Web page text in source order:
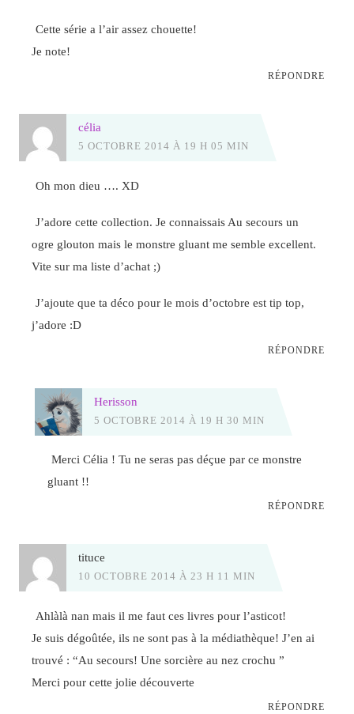
Cette série a l’air assez chouette!
Je note!
RÉPONDRE
célia
5 OCTOBRE 2014 À 19 H 05 MIN
Oh mon dieu …. XD
J’adore cette collection. Je connaissais Au secours un
ogre glouton mais le monstre gluant me semble excellent.
Vite sur ma liste d’achat ;)
J’ajoute que ta déco pour le mois d’octobre est tip top,
j’adore :D
RÉPONDRE
Herisson
5 OCTOBRE 2014 À 19 H 30 MIN
Merci Célia ! Tu ne seras pas déçue par ce monstre
gluant !!
RÉPONDRE
tituce
10 OCTOBRE 2014 À 23 H 11 MIN
Ahlàlà nan mais il me faut ces livres pour l’asticot!
Je suis dégoûtée, ils ne sont pas à la médiathèque! J’en ai
trouvé : “Au secours! Une sorcière au nez crochu ”
Merci pour cette jolie découverte
RÉPONDRE